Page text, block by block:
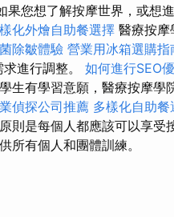
您想了解按摩世界，或想
化外燴自助餐選擇 醫療按摩
除皺體驗 營業用冰箱選購指
進行調整。 如何進行SEO
生有學習意願，醫療按摩學
偵探公司推薦 多樣化自助餐
則是每個人都應該可以享受
所有個人和團體訓練。